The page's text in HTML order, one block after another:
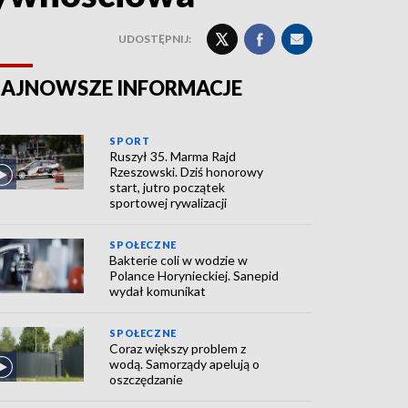
UDOSTĘPNIJ:
INFORMACJE
SPORT
Ruszył 35. Marma Rajd
Rzeszowski. Dziś honorowy
start, jutro początek
sportowej rywalizacji
SPOŁECZNE
Bakterie coli w wodzie w
Polance Horynieckiej. Sanepid
wydał komunikat
SPOŁECZNE
Coraz większy problem z
wodą. Samorządy apelują o
oszczędzanie